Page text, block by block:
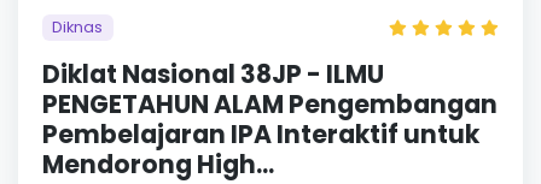
Diknas
Diklat Nasional 38JP - ILMU
PENGETAHUN ALAM Pengembangan
Pembelajaran IPA Interaktif untuk
Mendorong High...